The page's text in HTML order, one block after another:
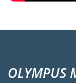
OLYMPUS